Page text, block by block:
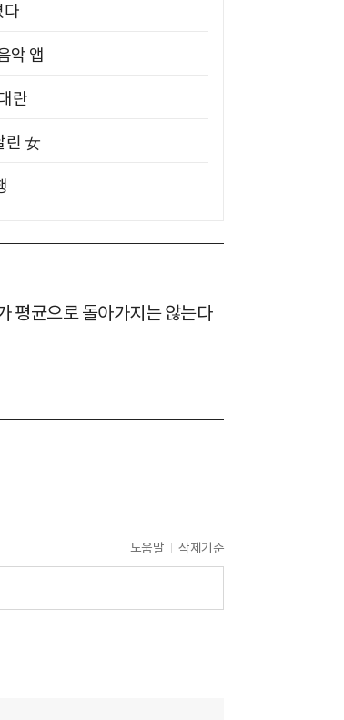
다
악 앱
란
린 女
평균으로 돌아가지는 않는다
도움말 삭제기준